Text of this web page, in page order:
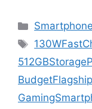
Categories
Smartphone
Tags